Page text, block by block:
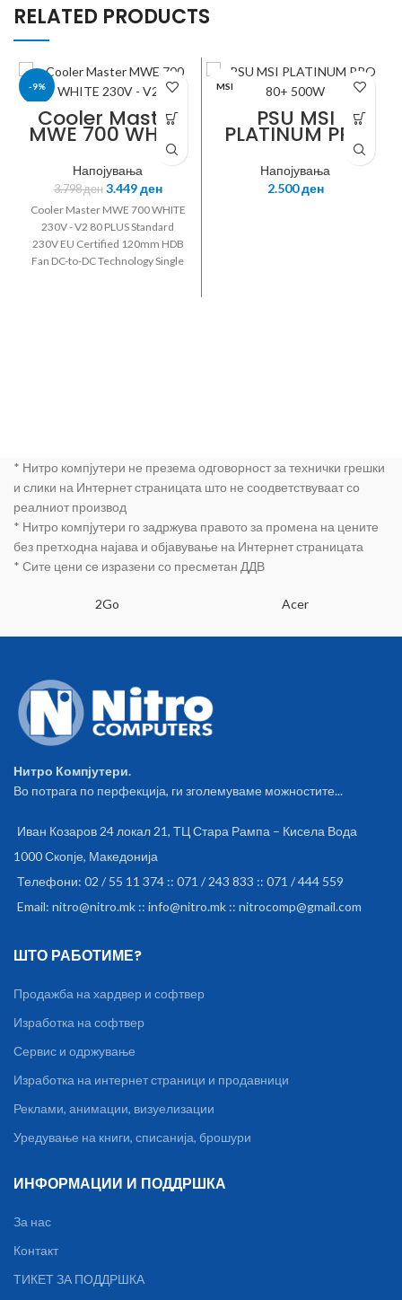
RELATED PRODUCTS
-9%
COOLER MASTE
R
Cooler Master
MWE 700 WHITE
Напојувања
3.798ден 3.449ден
Cooler Master MWE 700 WHITE
230V - V2 80 PLUS Standard
230V EU Certified 120mm HDB
Fan DC-to-DC Technology Single
MSI
PSU MSI
PLATINUM PRO
Напојувања
2.500ден
* Нитро компјутери не презема одговорност за технички грешки
и слики на Интернет страницата што не соодветствуваат со
реалниот производ
* Нитро компјутери го задржува правото за промена на цените
без претходна најава и објавување на Интернет страницата
* Сите цени се изразени со пресметан ДДВ
2Go Acer
Нитро Компјутери.
Во потрага по перфекција, ги зголемуваме можностите...
Иван Козаров 24 локал 21, ТЦ Стара Рампа – Кисела Вода
1000 Скопје, Македонија
Телефони: 02 / 55 11 374 :: 071 / 243 833 :: 071 / 444 559
Email: nitro@nitro.mk :: info@nitro.mk :: nitrocomp@gmail.com
ШТО РАБОТИМЕ?
Продажба на хардвер и софтвер
Изработка на софтвер
Сервис и одржување
Изработка на интернет страници и продавници
Реклами, анимации, визуелизации
Уредување на книги, списанија, брошури
ИНФОРМАЦИИ И ПОДДРШКА
За нас
Контакт
ТИКЕТ ЗА ПОДДРШКА